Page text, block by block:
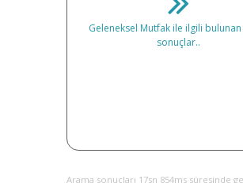
Geleneksel Mutfak ile ilgili
sonuçlar..
Arama sonuçları 17sn 854ms süresinde